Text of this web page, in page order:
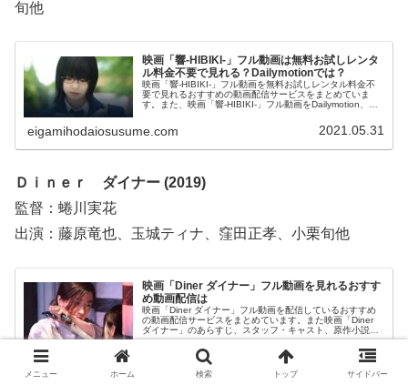
旬他
映画「響-HIBIKI-」フル動画は無料お試しレンタ
ル料金不要で見れる？Dailymotionでは？
映画「響-HIBIKI-」フル動画を無料お試しレンタル料金不
要で見れるおすすめの動画配信サービスをまとめていま
す。また、映画「響-HIBIKI-」フル動画をDailymotion、
HIBIKI-」の作品情報、あらすじ、感想についてもお伝えし
ていますので、動画配信サービス選びや映画本編を見る前
eigamihodaiosusume.com 2021.05.31
Ｄｉｎｅｒ ダイナー (2019)
監督：蜷川実花
出演：藤原竜也、玉城ティナ、窪田正孝、小栗旬他
映画「Diner ダイナー」フル動画を見れるおすす
め動画配信は
映画「Diner ダイナー」フル動画を配信しているおすすめ
の動画配信サービスをまとめています。また映画「Diner
ダイナー」のあらすじ、スタッフ・キャスト、原作小説に
ついてもお伝えしていますので、動画配信サービス選びや
映画本編を見る前の予備知識として役立ててください。
eigamihodaiosusume.com 2019.11.03
メニュー ホーム 検索 トップ サイドバー